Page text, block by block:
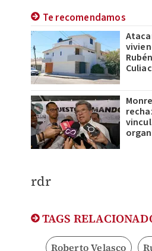
Te recomendamos
rdr
TAGS
Roberto Velasco